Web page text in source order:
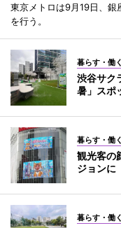
東京メトロは9月19日、銀
を行う。
暮らす・働く
渋谷サク
暑」スポ
暮らす・働く
観光客の
ジョン
暮らす・働く